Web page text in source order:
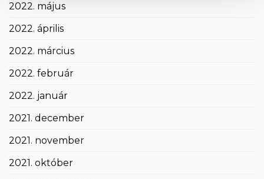
2022. május
2022. április
2022. március
2022. február
2022. január
2021. december
2021. november
2021. október